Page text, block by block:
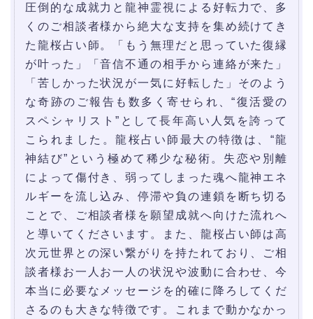
圧倒的な成就力と龍神霊視による好転力で、多
くのご相談者様から絶大な支持を集め続けてき
た龍桜占い師。「もう無理だと思っていた復縁
が叶った」「音信不通の相手から連絡が来た」
「苦しかった状況が一気に好転した」そのよう
な奇跡のご報告も数多く寄せられ、“復活愛の
スペシャリスト”として長年高い人気を誇って
こられました。龍桜占い師最大の特徴は、“龍
神結び”という極めて稀少な秘術。失恋や別離
によって傷付き、弱ってしまった魂へ龍神エネ
ルギーを流し込み、停滞や負の連鎖を断ち切る
ことで、ご相談者様を願望成就へ向けた流れへ
と導いてくださいます。また、龍桜占い師は高
次元世界との深い繋がりを持たれており、ご相
談者様お一人お一人の状況や波動に合わせ、今
本当に必要なメッセージを的確に降ろしてくだ
さるのも大きな特徴です。これまで動かなかっ